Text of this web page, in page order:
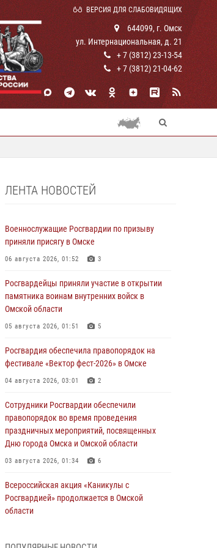
ВЕРСИЯ ДЛЯ СЛАБОВИДЯЩИХ
644099, г. Омск
ул. Интернациональная, д. 21
+ 7 (3812) 23-13-54
+ 7 (3812) 21-04-62
ЛЕНТА НОВОСТЕЙ
Военнослужащие Росгвардии по призыву
приняли присягу в Омске
06 августа 2026, 01:52 3
Росгвардейцы приняли участие в открытии
памятника воинам внутренних войск в
Омской области
05 августа 2026, 01:51 5
Росгвардия обеспечила правопорядок на
фестивале «Вектор фест-2026» в Омске
04 августа 2026, 03:01 2
Сотрудники Росгвардии обеспечили
правопорядок во время проведения
праздничных мероприятий, посвященных
Дню города Омска и Омской области
03 августа 2026, 01:34 6
Всероссийская акция «Каникулы с
Росгвардией» продолжается в Омской
области